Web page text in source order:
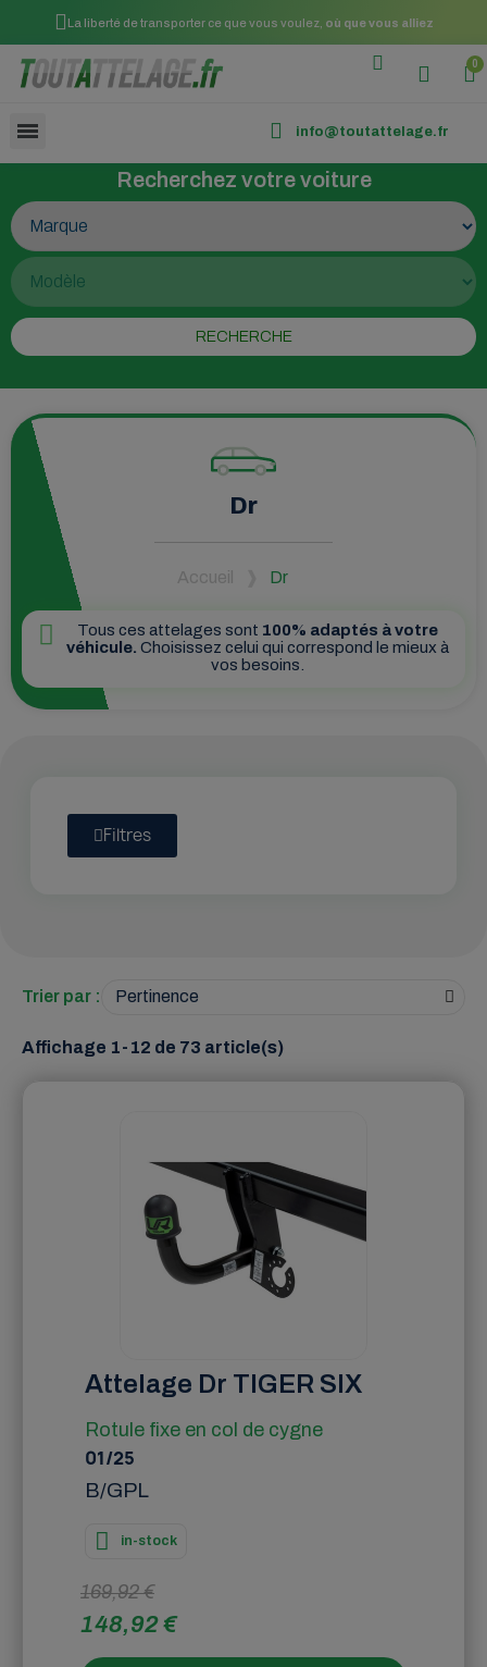
La liberté de transporter ce que vous voulez, où que vous alliez
info@toutattelage.fr
Recherchez votre voiture
Dr
Accueil Dr
Tous ces attelages sont 100% adaptés à votre
véhicule. Choisissez celui qui correspond le mieux à
vos besoins.
Filtres
Trier par :
Affichage 1-12 de 73 article(s)
Attelage Dr TIGER SIX
Rotule fixe en col de cygne
01/25
B/GPL
in-stock
169,92 €
148,92 €